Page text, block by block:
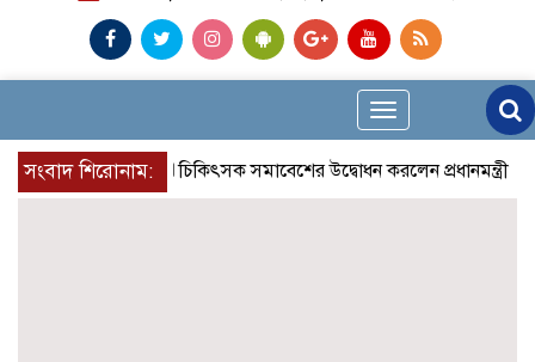
Toggle
navigation
সংবাদ শিরোনাম:চিকিৎসক সমাবেশের উদ্বোধন করলেন প্রধানমন্ত্রী